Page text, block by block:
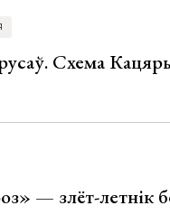
Схема
— злёт-летнік